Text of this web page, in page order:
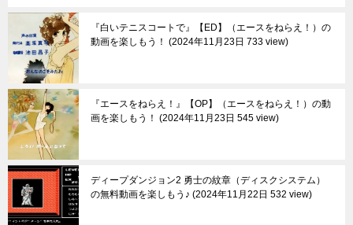
『白いテニスコートで』【ED】（エースをねらえ！）の
動画を楽しもう！
2024年11月23日 733 view
『エースをねらえ！』【OP】（エースをねらえ！）の動
画を楽しもう！
2024年11月23日 545 view
ディープダンジョン2 勇士の紋章（ディスクシステム）
の無料動画を楽しもう♪ 2024年11月22日 532 view